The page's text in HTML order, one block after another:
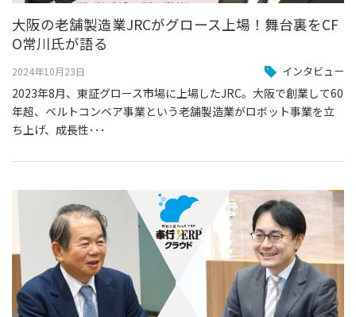
大阪の老舗製造業JRCがグロース上場！舞台裏をCF
O常川氏が語る
2024年10月23日 インタビュー
2023年8月、東証グロース市場に上場したJRC。大阪で創業して60
年超、ベルトコンベア事業という老舗製造業がロボット事業を立
ち上げ、成長性･･･